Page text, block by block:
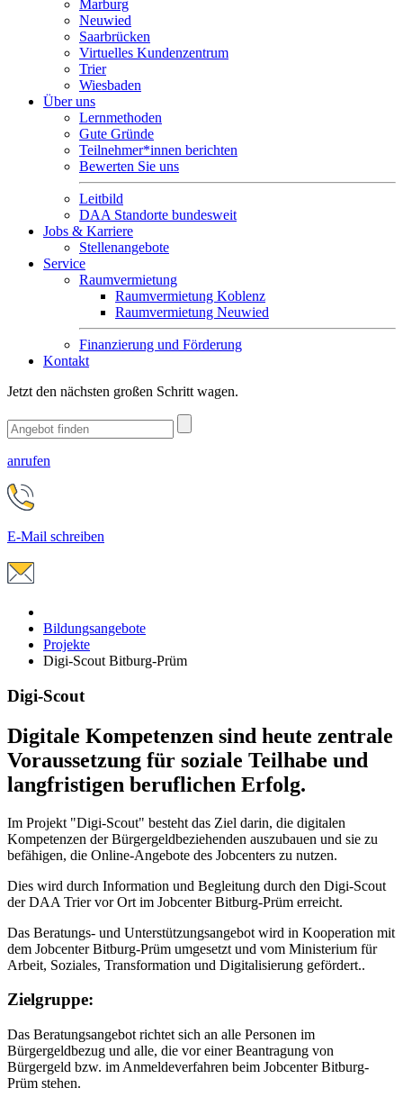
Marburg
Neuwied
Saarbrücken
Virtuelles Kundenzentrum
Trier
Wiesbaden
Über uns
Lernmethoden
Gute Gründe
Teilnehmer*innen berichten
Bewerten Sie uns
Leitbild
DAA Standorte bundesweit
Jobs & Karriere
Stellenangebote
Service
Raumvermietung
Raumvermietung Koblenz
Raumvermietung Neuwied
Finanzierung und Förderung
Kontakt
Jetzt den nächsten großen Schritt wagen.
anrufen
E-Mail schreiben
Bildungsangebote
Projekte
Digi-Scout Bitburg-Prüm
Digi-Scout
Digitale Kompetenzen sind heute zentrale
Voraussetzung für soziale Teilhabe und
langfristigen beruflichen Erfolg.
Im Projekt "Digi-Scout" besteht das Ziel darin, die digitalen
Kompetenzen der Bürgergeldbeziehenden auszubauen und sie zu
befähigen, die Online-Angebote des Jobcenters zu nutzen.
Dies wird durch Information und Begleitung durch den Digi-Scout
der DAA Trier vor Ort im Jobcenter Bitburg-Prüm erreicht.
Das Beratungs- und Unterstützungsangebot wird in Kooperation mit
dem Jobcenter Bitburg-Prüm umgesetzt und vom Ministerium für
Arbeit, Soziales, Transformation und Digitalisierung gefördert..
Zielgruppe:
Das Beratungsangebot richtet sich an alle Personen im
Bürgergeldbezug und alle, die vor einer Beantragung von
Bürgergeld bzw. im Anmeldeverfahren beim Jobcenter Bitburg-
Prüm stehen.